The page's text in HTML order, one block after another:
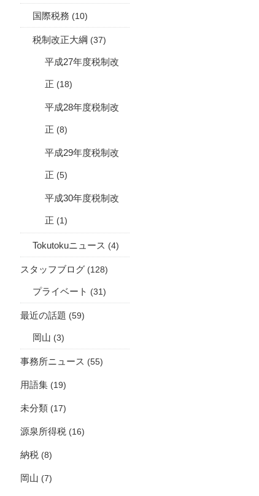
国際税務 (10)
税制改正大綱 (37)
平成27年度税制改
正 (18)
平成28年度税制改
正 (8)
平成29年度税制改
正 (5)
平成30年度税制改
正 (1)
Tokutokuニュース (4)
スタッフブログ (128)
プライベート (31)
最近の話題 (59)
岡山 (3)
事務所ニュース (55)
用語集 (19)
未分類 (17)
源泉所得税 (16)
納税 (8)
岡山 (7)